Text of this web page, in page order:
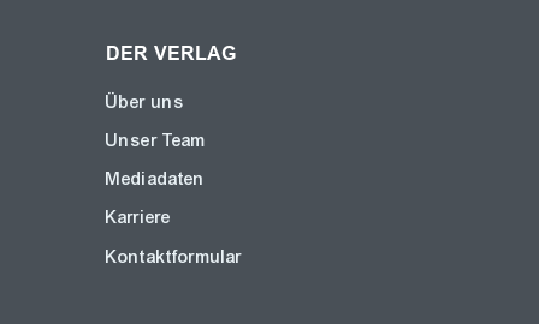
DER VERLAG
Über uns
Unser Team
Mediadaten
Karriere
Kontaktformular